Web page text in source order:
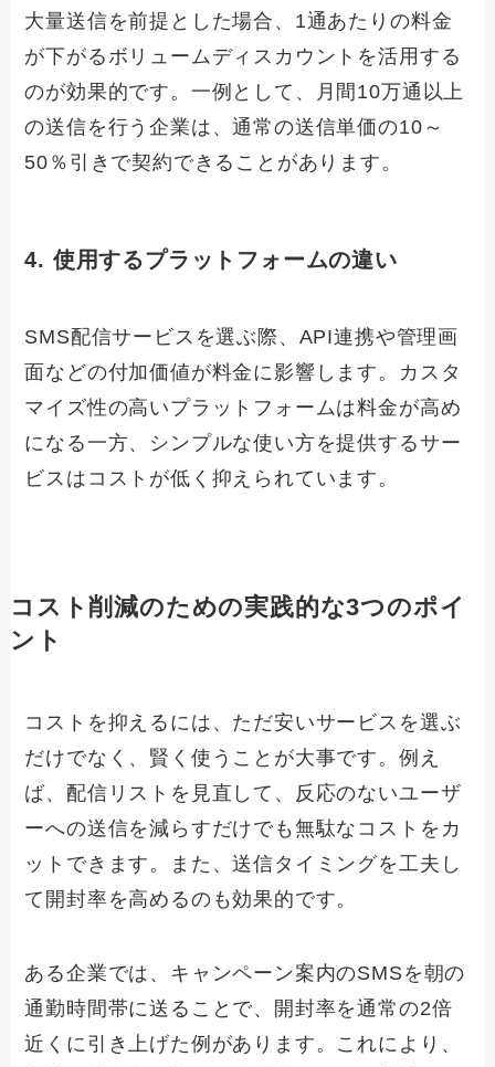
大量送信を前提とした場合、1通あたりの料金
が下がるボリュームディスカウントを活用する
のが効果的です。一例として、月間10万通以上
の送信を行う企業は、通常の送信単価の10～
50％引きで契約できることがあります。
4. 使用するプラットフォームの違い
SMS配信サービスを選ぶ際、API連携や管理画
面などの付加価値が料金に影響します。カスタ
マイズ性の高いプラットフォームは料金が高め
になる一方、シンプルな使い方を提供するサー
ビスはコストが低く抑えられています。
コスト削減のための実践的な3つのポイ
ント
コストを抑えるには、ただ安いサービスを選ぶ
だけでなく、賢く使うことが大事です。例え
ば、配信リストを見直して、反応のないユーザ
ーへの送信を減らすだけでも無駄なコストをカ
ットできます。また、送信タイミングを工夫し
て開封率を高めるのも効果的です。
ある企業では、キャンペーン案内のSMSを朝の
通勤時間帯に送ることで、開封率を通常の2倍
近くに引き上げた例があります。これにより、